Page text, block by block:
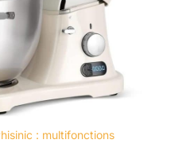
: multifonctions